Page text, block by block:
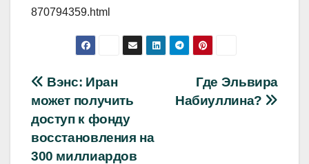
870794359.html
Навигация
по
записям
Где Эльвира
Набиуллина?
Вэнс: Иран
может получить
доступ к фонду
восстановления на
300 миллиардов